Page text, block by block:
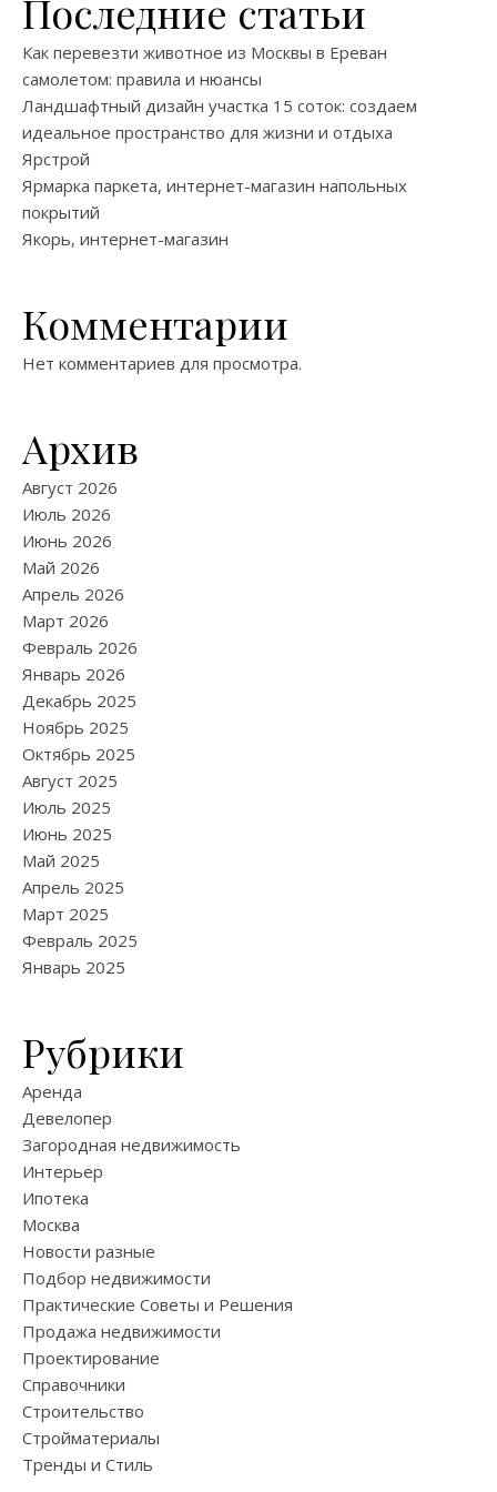
Последние статьи
Как перевезти животное из Москвы в Ереван
самолетом: правила и нюансы
Ландшафтный дизайн участка 15 соток: создаем
идеальное пространство для жизни и отдыха
Ярстрой
Ярмарка паркета, интернет-магазин напольных
покрытий
Якорь, интернет-магазин
Комментарии
Нет комментариев для просмотра.
Архив
Август 2026
Июль 2026
Июнь 2026
Май 2026
Апрель 2026
Март 2026
Февраль 2026
Январь 2026
Декабрь 2025
Ноябрь 2025
Октябрь 2025
Август 2025
Июль 2025
Июнь 2025
Май 2025
Апрель 2025
Март 2025
Февраль 2025
Январь 2025
Рубрики
Аренда
Девелопер
Загородная недвижимость
Интерьер
Ипотека
Москва
Новости разные
Подбор недвижимости
Практические Советы и Решения
Продажа недвижимости
Проектирование
Справочники
Строительство
Стройматериалы
Тренды и Стиль